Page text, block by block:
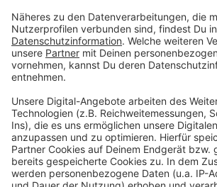
Die Abholtermine der Awista
Infos der Stadt zum Thema Müll und
Müllentsorgung
Anzeige